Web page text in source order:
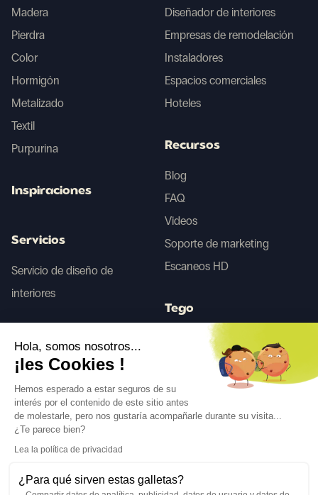
Síguenos
Madera
Pierdra
Color
Hormigón
Metalizado
Textil
Purpurina
Inspiraciones
Servicios
Servicio de diseño de
interiores
Diseñador de interiores
Empresas de remodelación
Instaladores
Espacios comerciales
Hoteles
Recursos
Blog
FAQ
Videos
Soporte de marketing
Escaneos HD
Tego
Antes/Después IA
Hola, somos nosotros...
¡les Cookies !
Hemos esperado a estar seguros de su
interés por el contenido de este sitio antes
de molestarle, pero nos gustaría acompañarle durante su visita...
¿Te parece bien?
Lea la política de privacidad
¿Para qué sirven estas galletas?